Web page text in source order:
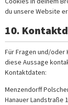
du unsere Website
10.
Für Fragen und/oder
diese Aussage
Kontaktdaten:
Menzendorff
Hanauer Landstraße